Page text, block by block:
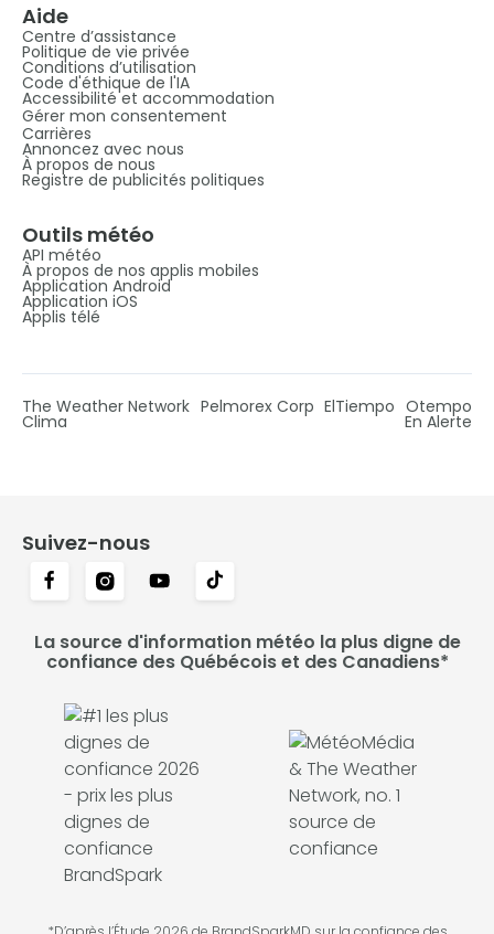
Aide
Centre d’assistance
Politique de vie privée
Conditions d’utilisation
Code d'éthique de l'IA
Accessibilité et accommodation
Gérer mon consentement
Carrières
Annoncez avec nous
À propos de nous
Registre de publicités politiques
Outils météo
API météo
À propos de nos applis mobiles
Application Android
Application iOS
Applis télé
The Weather Network Pelmorex Corp ElTiempo Otempo
Clima En Alerte
Suivez-nous
La source d'information météo la plus digne de
confiance des Québécois et des Canadiens*